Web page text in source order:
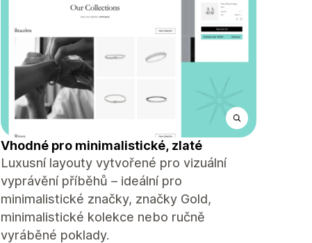
Vhodné pro minimalistické, zlaté
Luxusní layouty vytvořené pro vizuální
vyprávění příběhů – ideální pro
minimalistické značky, značky Gold,
minimalistické kolekce nebo ručně
vyráběné poklady.